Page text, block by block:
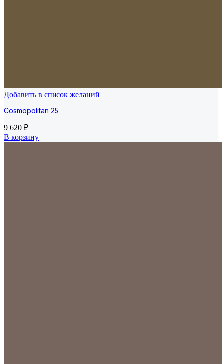
Добавить в список желаний
Cosmopolitan 25
9 620 ₽
В корзину